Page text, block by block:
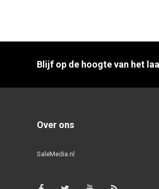
Blijf op de hoogte van het
Over ons
SaleMedia.nl